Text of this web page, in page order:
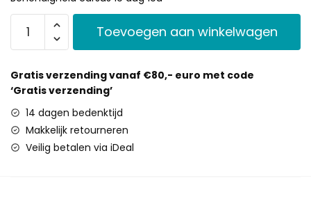
Toevoegen aan winkelwagen
Gratis verzending vanaf €80,- euro met code
‘Gratis verzending’
14 dagen bedenktijd
Makkelijk retourneren
Veilig betalen via iDeal